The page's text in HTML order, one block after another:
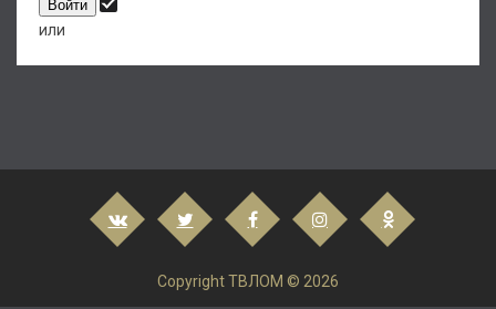
или
Copyright ТВЛОМ © 2026